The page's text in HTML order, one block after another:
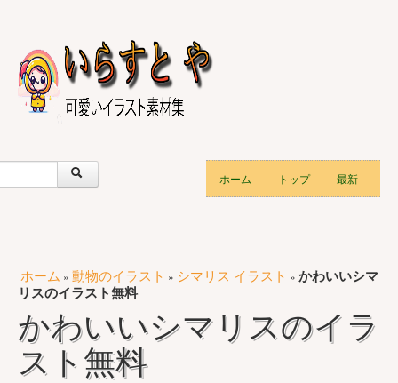
ホーム トップ 最新
ホーム » 動物のイラスト » シマリス イラスト » かわいいシマ
リスのイラスト無料
かわいいシマリスのイラ
スト無料